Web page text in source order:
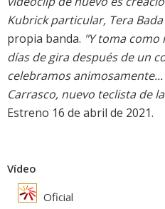
Kubrick particular, Tera
propia banda. "Y toma
días de gira después de un
celebramos
Carrasco, nuevo teclista de
Estreno 16 de abril de 2021.
Vídeo
Oficial